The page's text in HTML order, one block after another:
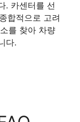
. 카센터를 선
합적으로 고려
를 찾아 차량
다.